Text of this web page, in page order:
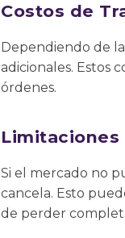
Costos de
Dependiendo de
adicionales. Estos
órdenes.
Limitaciones
Si el mercado no
cancela. Esto
de perder